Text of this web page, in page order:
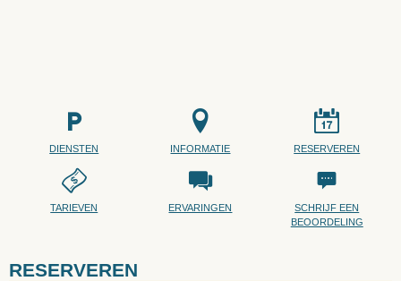
DIENSTEN INFORMATIE RESERVEREN
TARIEVEN ERVARINGEN
SCHRIJF EEN
BEOORDELING
RESERVEREN